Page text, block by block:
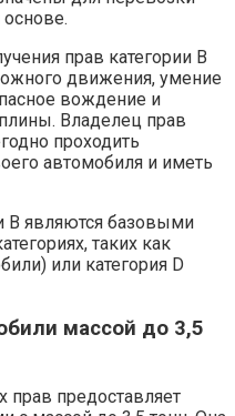
прав категории B
движения, умение
вождение и
Владелец прав
проходить
автомобиля и иметь
B являются базовыми
таких как
или категория D
массой до 3,5
прав предоставляет